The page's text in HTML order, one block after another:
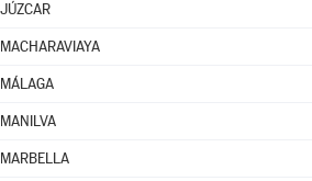
JÚZCAR
MACHARAVIAYA
MÁLAGA
MANILVA
MARBELLA